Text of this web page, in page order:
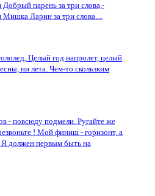
Добрый парень за три слова,-
Мишка Ларин за три слова....
Целый год напролет, целый
ни лета. Чем-то скользким
- повсюду подмели. Ругайте же
! Мой финиш - горизонт, а
Я должен первым быть на